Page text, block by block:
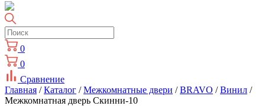
0
0
Сравнение
Главная /Каталог /Межкомнатные двери /BRAVO /Винил /
Межкомнатная дверь Скинни-10